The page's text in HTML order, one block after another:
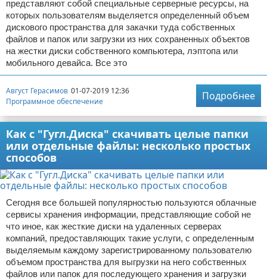
представляют собой специальные серверные ресурсы, на
которых пользователям выделяется определенный объем
дискового пространства для закачки туда собственных
файлов и папок или загрузки из них сохраненных объектов
на жестки диски собственного компьютера, лэптопа или
мобильного девайса. Все это
Август Герасимов 01-07-2019 12:36
Программное обеспечение
Подробнее
Как с "Гугл.Диска" скачивать целые папки
или отдельные файлы: несколько простых
способов
Сегодня все большей популярностью пользуются облачные
сервисы хранения информации, представляющие собой не
что иное, как жесткие диски на удаленных серверах
компаний, предоставляющих такие услуги, с определенным
выделяемым каждому зарегистрированному пользователю
объемом пространства для выгрузки на него собственных
файлов или папок для последующего хранения и загрузки